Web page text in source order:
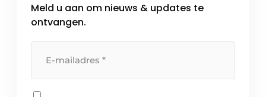
over de hele wereld. De focus van Trespa ligt
op productontwikkeling, […]
Meld u aan om nieuws & updates te
ontvangen.